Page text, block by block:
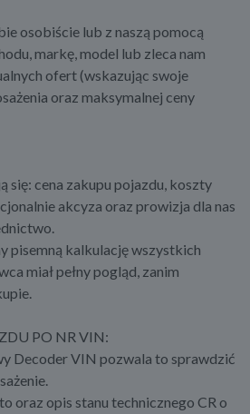
osobiście lub z naszą pomocą
markę, model lub zleca nam
ofert (wskazując swoje
oraz maksymalnej ceny
się: cena zakupu pojazdu, koszty
akcyza oraz prowizja dla nas
pisemną kalkulację wszystkich
miał pełny pogląd, zanim
PO NR VIN:
Decoder VIN pozwala to sprawdzić
oraz opis stanu technicznego CR o